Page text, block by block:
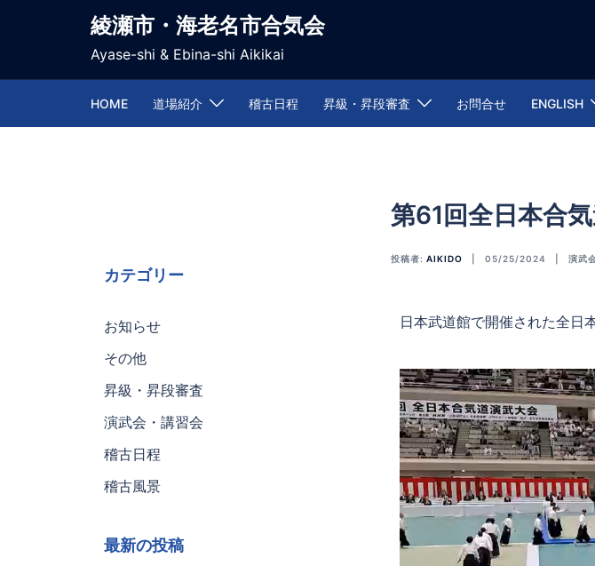
綾瀬市・海老名市合気会
Ayase-shi & Ebina-shi Aikikai
HOME 道場紹介 稽古日程 昇級・昇段審査 お問合せ ENGLISH
第61回全日本合
投稿者: AIKIDO 05/25/2024 演武
日本武道館で開催された全日
カテゴリー
お知らせ
その他
昇級・昇段審査
演武会・講習会
稽古日程
稽古風景
最新の投稿